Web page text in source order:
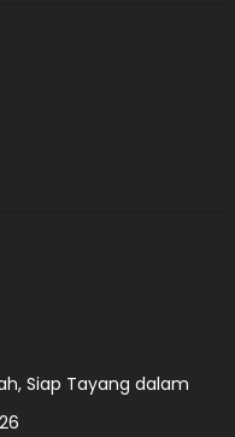
Siap Tayang dalam